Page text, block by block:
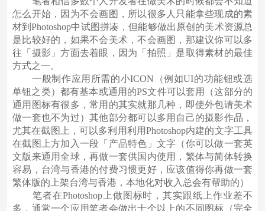
怎么开始，因为不会画图，所以很多人只能拿些现成的素
材到Photoshop中试图拼凑，但能够做出原创的美术资源总
是比较好的，如果不会美术，不会画图，那建议你可以多
往「摄影」方面去着眼，因为「拍照」是取得素材的最佳
方式之一。
一般制作应用所需的小ICON（例如UI的功能钮或选
单钮之类）都有基本或通用的PS文件可以套用（这部分的
通用图标有很多，常用的其实就那几种，即使外包请美术
做一套也不为过）其他部分都可以多用自己的摄影作品，
尤其在截图上，可以多利用利用Photoshop内建的文字工具
在截图上方加入一段「产品特色」文字（你可以做一套英
文版来通用全球，再做一套供国内使用，繁体与简体转换
容易，台湾与香港的付费习惯更好，应该值得你再做一套
繁体版的上架台湾与香港，本地化对收入总会有帮助的）
笔者在Photoshop上做图标时，其实跟纸上作业差不
多，通常一个应用笔者会做出十个以上的不同图标（完全